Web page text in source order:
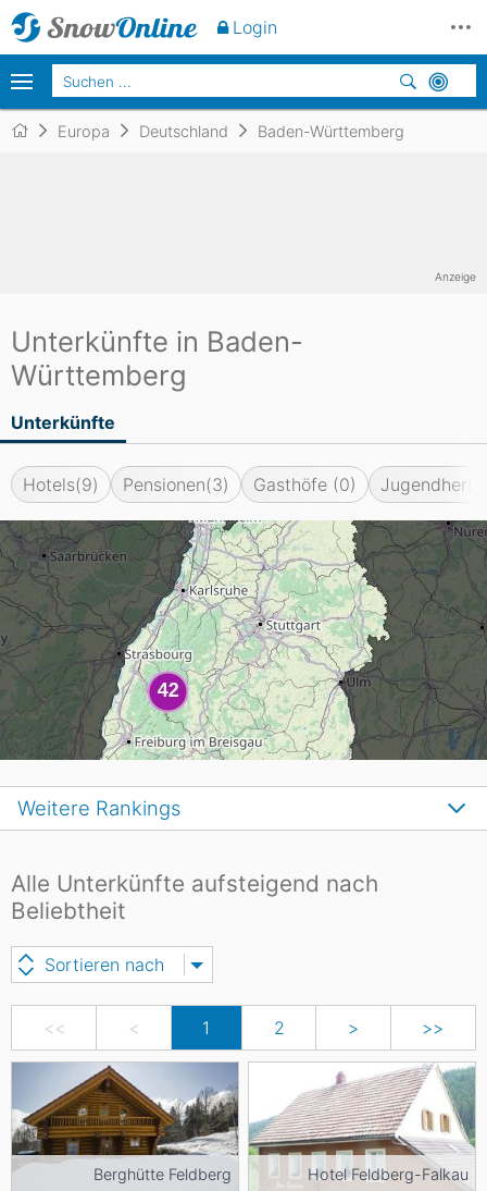
Europa Deutschland Baden-Württemberg
Unterkünfte in Baden-
Württemberg
Unterkünfte
Hotels(9) Pensionen(3) Gasthöfe (0)
Alle Unterkünfte aufsteigend nach
Beliebtheit
<< < 1 2 > >>
Sortieren nach
Berghütte Feldberg Hotel Feldberg-Falkau
Weitere Rankings
Anzeige
Login